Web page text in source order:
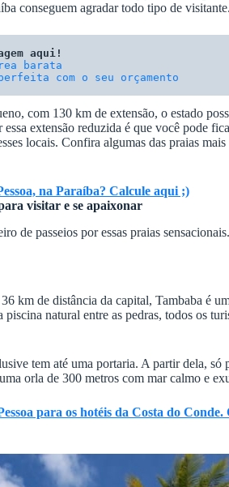
conseguem agradar todo tipo de visitante.
aqui!
com o seu orçamento
com 130 km de extensão, o estado
extensão reduzida é que você pode
locais. Confira algumas das praias
na Paraíba? Calcule aqui ;)
visitar e se apaixonar
de passeios por essas praias sensacionais.
km de distância da capital, Tambaba é
natural entre as pedras, todos os
tem até uma portaria. A partir dela, só
orla de 300 metros com mar calmo e
para os hotéis da Costa do